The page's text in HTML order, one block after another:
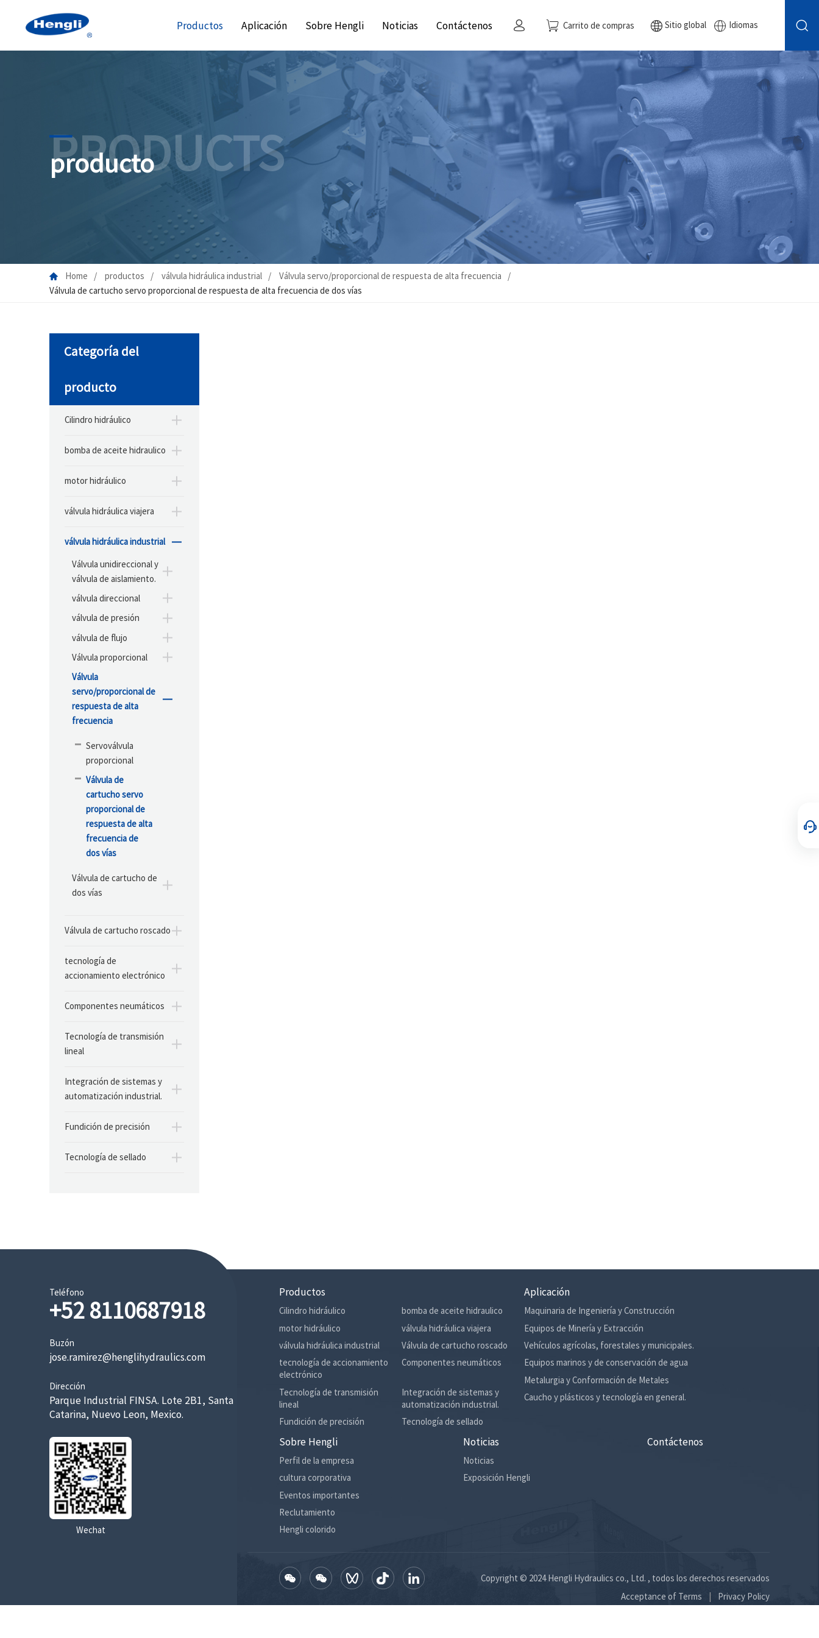
Productos Aplicación Sobre Hengli Noticias Contáctenos Carrito de compras Sitio global Idiomas
PRODUCTS
producto
Home productos válvula hidráulica industrial
Válvula servo/proporcional de respuesta de alta frecuencia
Válvula de cartucho servo proporcional de respuesta de alta frecuencia de dos vías
Categoría del
producto
Cilindro hidráulico
bomba de aceite hidraulico
motor hidráulico
válvula hidráulica viajera
válvula hidráulica industrial
Válvula unidireccional y
válvula de aislamiento.
válvula direccional
válvula de presión
válvula de flujo
Válvula proporcional
Válvula
servo/proporcional de
respuesta de alta
frecuencia
Servoválvula
proporcional
Válvula de
cartucho servo
proporcional de
respuesta de alta
frecuencia de
dos vías
Válvula de cartucho de
dos vías
Válvula de cartucho roscado
tecnología de
accionamiento electrónico
Componentes neumáticos
Tecnología de transmisión
lineal
Integración de sistemas y
automatización industrial.
Fundición de precisión
Tecnología de sellado
Teléfono
+52 8110687918
Buzón
jose.ramirez@henglihydraulics.com
Dirección
Parque Industrial FINSA. Lote 2B1, Santa
Catarina, Nuevo Leon, Mexico.
Wechat
Productos
Cilindro hidráulico bomba de aceite hidraulico
motor hidráulico válvula hidráulica viajera
válvula hidráulica industrial Válvula de cartucho roscado
tecnología de accionamiento
electrónico
Componentes neumáticos
Tecnología de transmisión
lineal
Integración de sistemas y
automatización industrial.
Fundición de precisión Tecnología de sellado
Aplicación
Maquinaria de Ingeniería y Construcción
Equipos de Minería y Extracción
Vehículos agrícolas, forestales y municipales.
Equipos marinos y de conservación de agua
Metalurgia y Conformación de Metales
Caucho y plásticos y tecnología en general.
Sobre Hengli
Perfil de la empresa
cultura corporativa
Eventos importantes
Reclutamiento
Hengli colorido
Noticias
Noticias
Exposición Hengli
Contáctenos
Copyright © 2024 Hengli Hydraulics co., Ltd. , todos los derechos reservados
Acceptance of Terms Privacy Policy